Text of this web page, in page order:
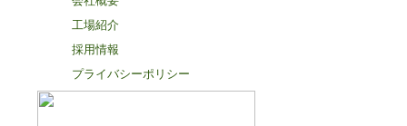
工場紹介
採用情報
プライバシーポリシー